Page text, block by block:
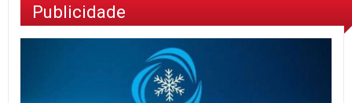
Publicidade